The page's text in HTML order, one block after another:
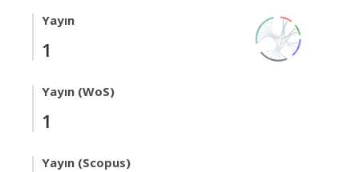
Yayın
1
Yayın (WoS)
1
Yayın (Scopus)